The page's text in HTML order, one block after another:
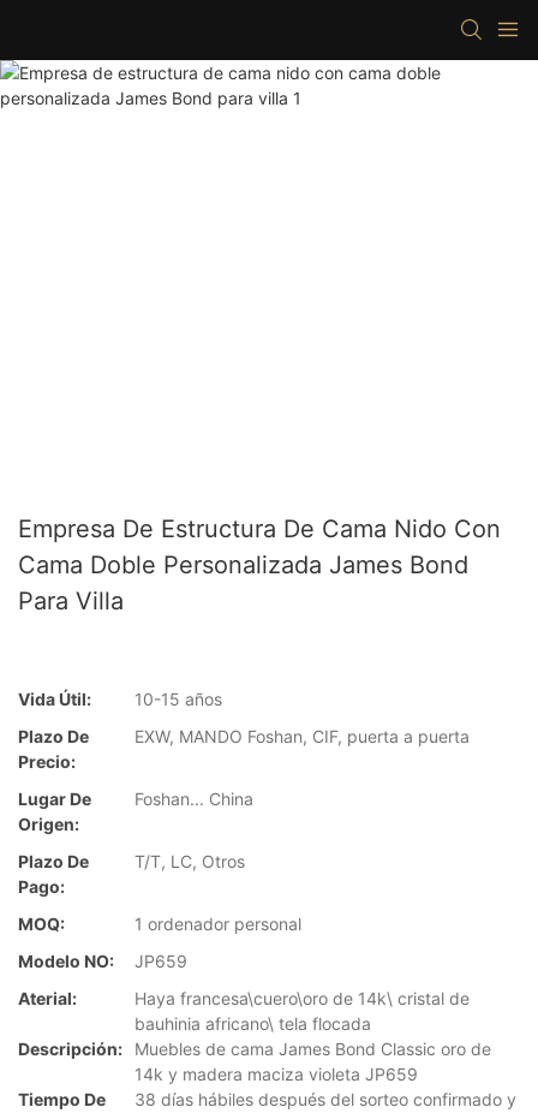
Empresa De Estructura De Cama Nido Con
Cama Doble Personalizada James Bond
Para Villa
Vida Útil:
10-15 años
Plazo De
Precio:
EXW, MANDO Foshan, CIF, puerta a puerta
Lugar De
Origen:
Foshan... China
Plazo De
Pago:
T/T, LC, Otros
MOQ:
1 ordenador personal
Modelo NO:
JP659
Aterial:
Haya francesa\cuero\oro de 14k\ cristal de
bauhinia africano\ tela flocada
Descripción:
Muebles de cama James Bond Classic oro de
14k y madera maciza violeta JP659
Tiempo De
38 días hábiles después del sorteo confirmado y